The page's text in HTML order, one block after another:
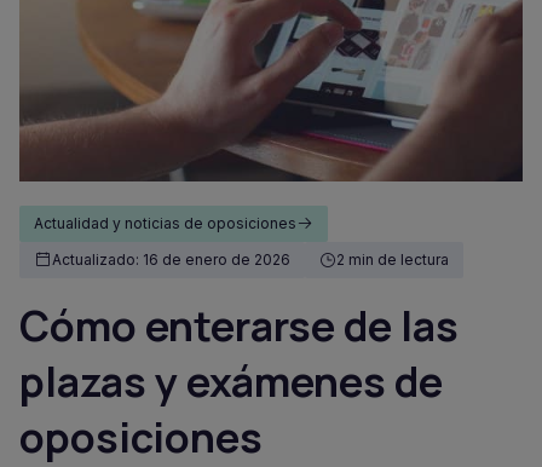
Actualidad y noticias de oposiciones
Actualizado: 16 de enero de 2026
2 min de lectura
Cómo enterarse de las
plazas y exámenes de
oposiciones